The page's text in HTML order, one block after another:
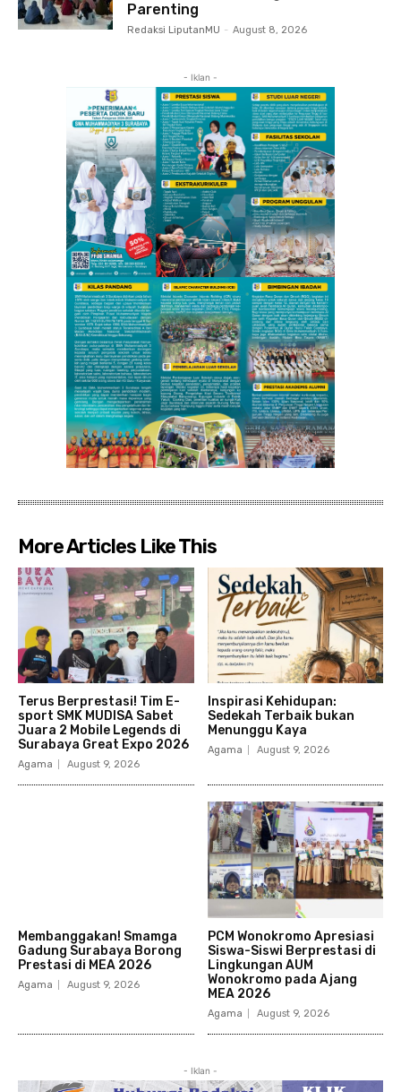
Parenting
Redaksi LiputanMU - August 8, 2026
- Iklan -
More Articles Like This
Terus Berprestasi! Tim E-
sport SMK MUDISA Sabet
Juara 2 Mobile Legends di
Surabaya Great Expo 2026
Agama August 9, 2026
Inspirasi Kehidupan:
Sedekah Terbaik bukan
Menunggu Kaya
Agama August 9, 2026
Membanggakan! Smamga
Gadung Surabaya Borong
Prestasi di MEA 2026
Agama August 9, 2026
PCM Wonokromo Apresiasi
Siswa-Siswi Berprestasi di
Lingkungan AUM
Wonokromo pada Ajang
MEA 2026
Agama August 9, 2026
- Iklan -